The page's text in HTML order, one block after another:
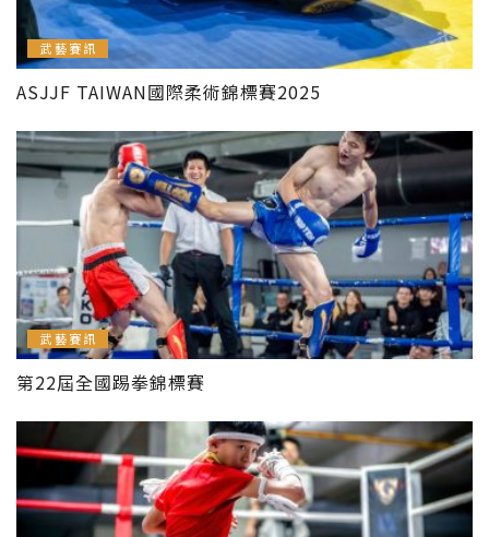
武藝賽訊
ASJJF TAIWAN國際柔術錦標賽2025
武藝賽訊
第22屆全國踢拳錦標賽